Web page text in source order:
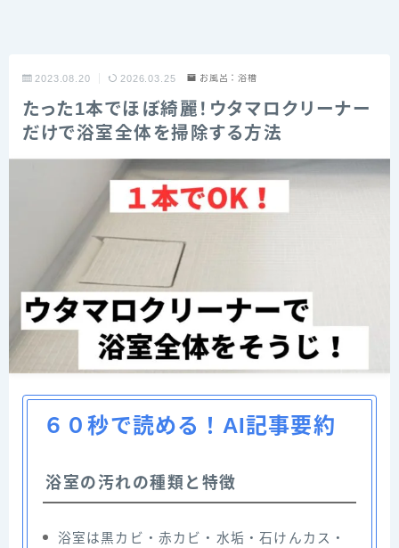
2023.08.20 2026.03.25 お風呂：浴槽
たった1本でほぼ綺麗！ウタマロクリーナー
だけで浴室全体を掃除する方法
６０秒で読める！AI記事要約
浴室の汚れの種類と特徴
浴室は黒カビ・赤カビ・水垢・石けんカス・